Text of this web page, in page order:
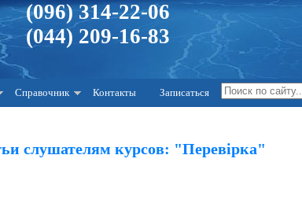
(096) 314-22-06
(044) 209-16-83
Справочник Контакты Записаться
слушателям курсов: "Перевірка"